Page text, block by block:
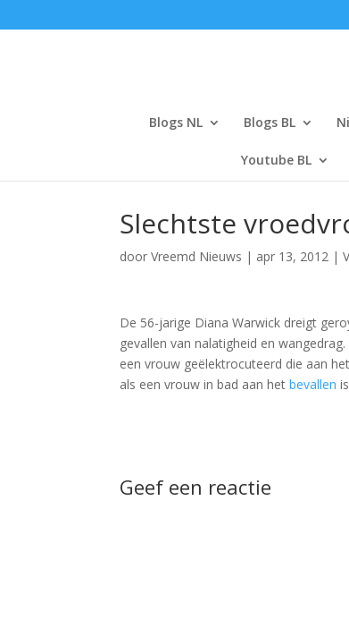
Blogs NL Blogs BL
Youtube BL
Slechtste
doorVreemd Nieuws | apr 13, 2012 |
De 56-jarige Diana Warwick dreigt
gevallen van nalatigheid en
een vrouw geëlektrocuteerd die aan
als een vrouw in bad aan hetbevallen
Geef een reactie